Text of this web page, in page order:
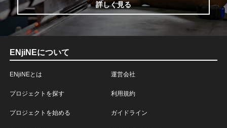
詳しく見る
ENjiNEについて
ENjiNEとは
プロジェクトを探す
プロジェクトを始める
運営会社
利用規約
ガイドライン